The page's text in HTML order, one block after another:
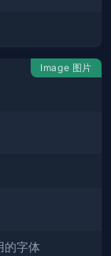
Image 图片
的字体